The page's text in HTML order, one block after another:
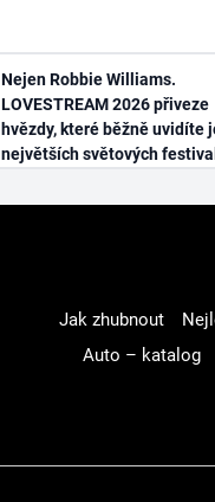
Nejen Robbie Williams.
LOVESTREAM 2026 přiveze
hvězdy, které běžně uvidíte
největších světových
Jak zhubnout
Auto – katalog